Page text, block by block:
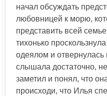
начал обсуждать
любовницей к морю,
представить всей
тихонько
одеялом и отвернулась
слышала достаточно,
заметил и понял, что
происходи, что Илья